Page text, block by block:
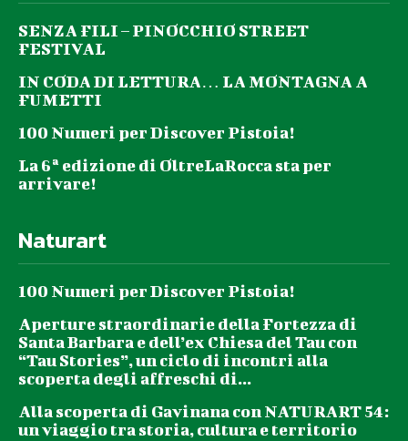
SENZA FILI – PINOCCHIO STREET
FESTIVAL
IN CODA DI LETTURA… LA MONTAGNA A
FUMETTI
100 Numeri per Discover Pistoia!
La 6ª edizione di OltreLaRocca sta per
arrivare!
Naturart
100 Numeri per Discover Pistoia!
Aperture straordinarie della Fortezza di
Santa Barbara e dell’ex Chiesa del Tau con
“Tau Stories”, un ciclo di incontri alla
scoperta degli affreschi di...
Alla scoperta di Gavinana con NATURART 54:
un viaggio tra storia, cultura e territorio